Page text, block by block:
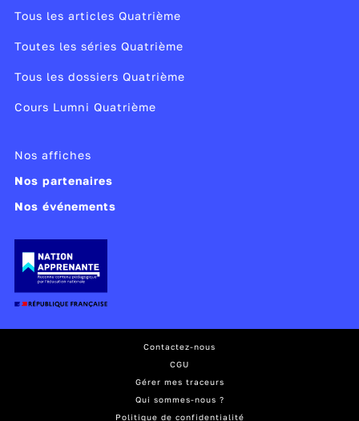
Tous les articles Quatrième
Toutes les séries Quatrième
Tous les dossiers Quatrième
Cours Lumni Quatrième
Nos affiches
Nos partenaires
Nos événements
Contactez-nous
CGU
Gérer mes traceurs
Qui sommes-nous ?
Politique de confidentialité